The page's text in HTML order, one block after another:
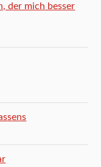
der mich besser